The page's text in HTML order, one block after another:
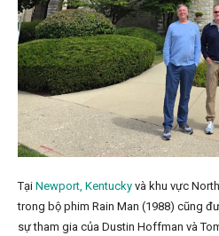
Tại Newport, Kentucky và khu vực
trong bộ phim Rain Man (1988) cũng
sự tham gia của Dustin Hoffman và